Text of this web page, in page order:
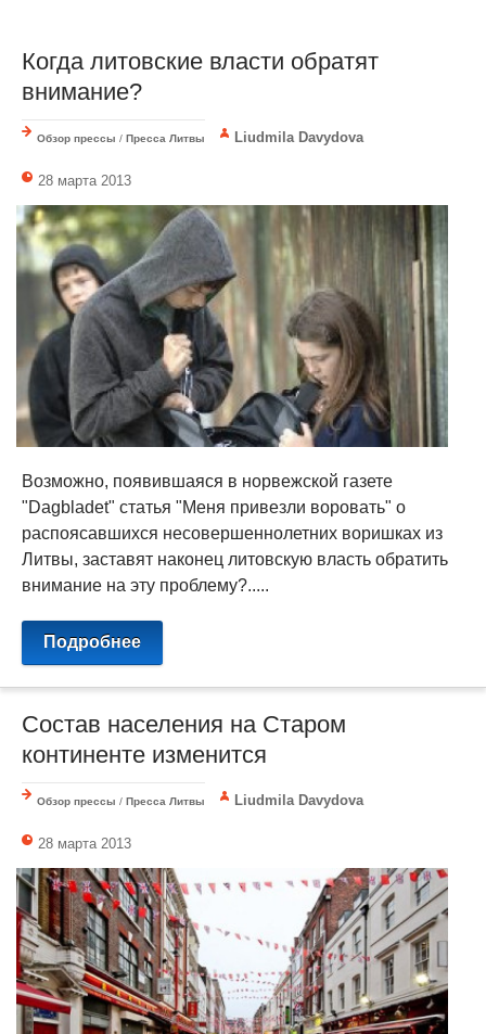
Когда литовские власти обратят
внимание?
Обзор прессы / Пресса Литвы Liudmila Davydova
28 марта 2013
Возможно, появившаяся в норвежской газете
"Dagbladet" статья "Меня привезли воровать" о
распоясавшихся несовершеннолетних воришках из
Литвы, заставят наконец литовскую власть обратить
внимание на эту проблему?.....
Подробнее
Состав населения на Старом
континенте изменится
Обзор прессы / Пресса Литвы Liudmila Davydova
28 марта 2013